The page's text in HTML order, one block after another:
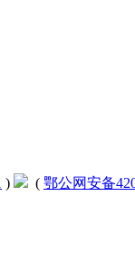
) ( 鄂公网安备